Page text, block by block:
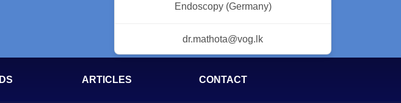
Endoscopy (Germany)
dr.mathota@vog.lk
ARTICLES CONTACT